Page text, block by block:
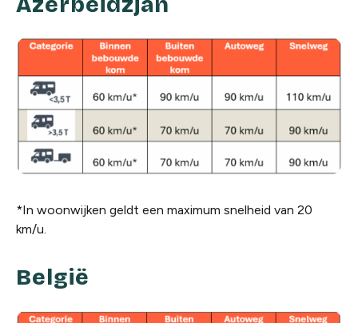
*In woonwijken geldt een maximum snelheid van 20
km/u.
België